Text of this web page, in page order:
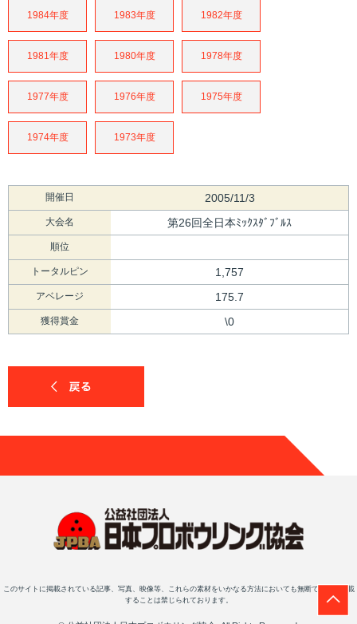
1984年度 1983年度 1982年度
1981年度 1980年度 1978年度
1977年度 1976年度 1975年度
1974年度 1973年度
開催日 2005/11/3
大会名 第26回全日本ﾐｯｸｽﾀﾞﾌﾞﾙｽ
順位
トータルピン 1,757
アベレージ 175.7
獲得賞金 \0
このサイトに掲載されている記事、写真、映像等、これらの素材をいかなる方法においても無断で複写・転載
することは禁じられております。